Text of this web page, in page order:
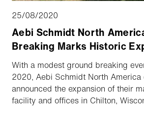
25/08/2020
Aebi Schmidt North
Breaking Marks Historic
With a modest ground breaking
2020, Aebi Schmidt North America
announced the expansion of their
facility and offices in Chilton,